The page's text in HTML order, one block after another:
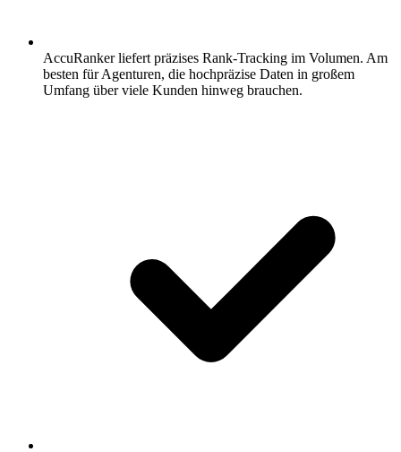
AccuRanker liefert präzises Rank-Tracking im Volumen. Am
besten für Agenturen, die hochpräzise Daten in großem
Umfang über viele Kunden hinweg brauchen.